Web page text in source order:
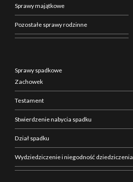
Sprawy majątkowe
Pozostałe sprawy rodzinne
Sprawy spadkowe
Zachowek
Testament
Stwierdzenie nabycia spadku
Dział spadku
Wydziedziczenie i niegodność dziedziczenia